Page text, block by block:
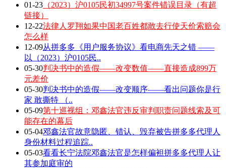
01-23 （2023）沪0105民初34997号案件错误目录（有超
链接）
12-22法律人罗翔如果中国老百姓都敢去行使天价索赔会
怎么样
12-09从拼多多《用户服务协议》看电商先天之错 ——
以（2023）沪0105民..
05-30判决书中的造假——改变数值——直接造成899万
元差价
05-30判决书中的造假——改变顺序——看出问题你是行
家 敢撕特 （..
05-09第十巡视组：邓鑫法官违反审判职责问题线索及可
能存在的幕后
05-04邓鑫法官故意隐匿、错认、毁弃被告拼多多代理人
身份材料过程追踪..
05-03看看长宁法院邓鑫法官是怎样偏袒拼多多代理人让
其参加庭审的